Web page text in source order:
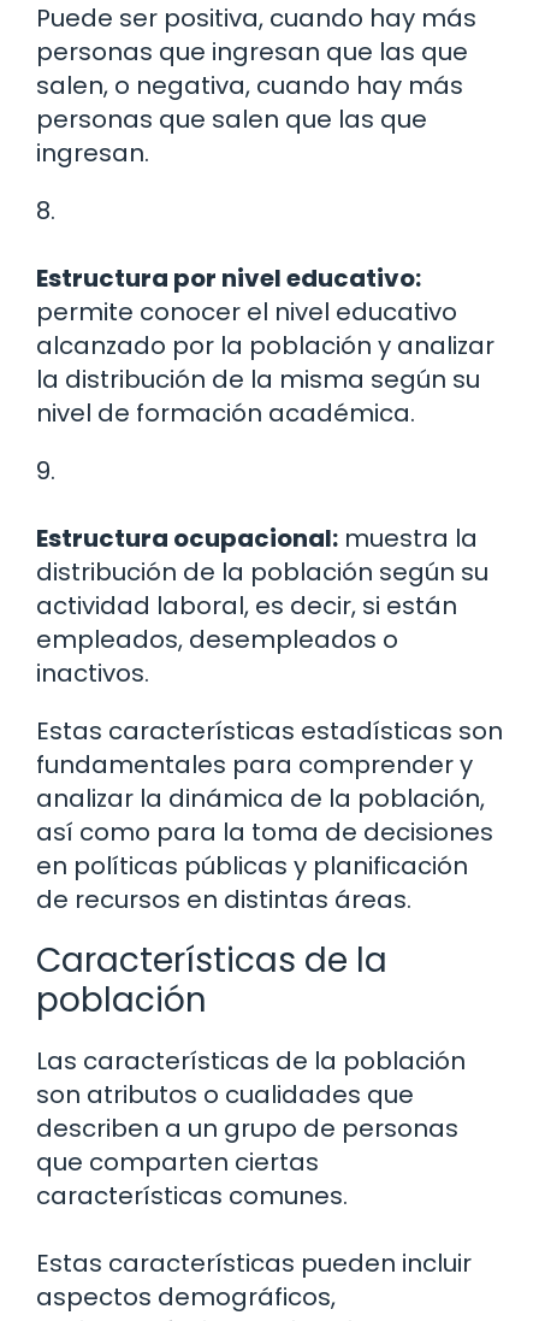
Puede ser positiva, cuando hay más
personas que ingresan que las que
salen, o negativa, cuando hay más
personas que salen que las que
ingresan.
8.
Estructura por nivel educativo:
permite conocer el nivel educativo
alcanzado por la población y analizar
la distribución de la misma según su
nivel de formación académica.
9.
Estructura ocupacional: muestra la
distribución de la población según su
actividad laboral, es decir, si están
empleados, desempleados o
inactivos.
Estas características estadísticas son
fundamentales para comprender y
analizar la dinámica de la población,
así como para la toma de decisiones
en políticas públicas y planificación
de recursos en distintas áreas.
Características de la
población
Las características de la población
son atributos o cualidades que
describen a un grupo de personas
que comparten ciertas
características comunes.
Estas características pueden incluir
aspectos demográficos,